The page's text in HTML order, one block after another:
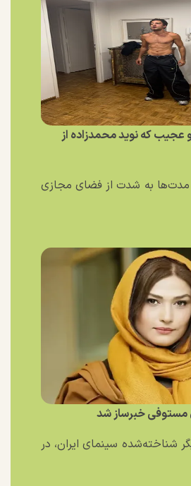
عجیب که نوید محمدزاده از
مدت‌ها به شدت از فضای مجازی
مستوفی خبرساز شد
شناخته‌شده سینمای ایران، در